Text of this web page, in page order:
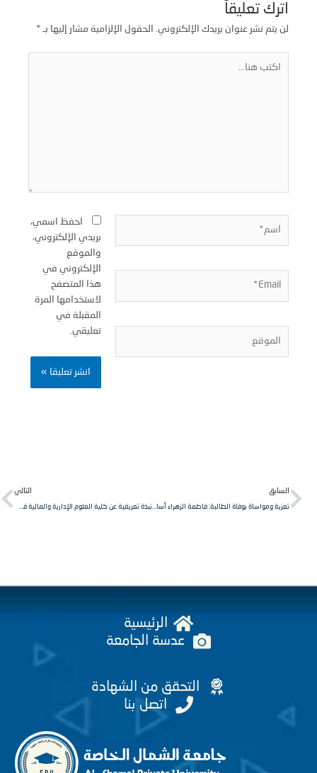
اترك تعليقاً
لن يتم نشر عنوان بريدك الإلكتروني. الحقول الإلزامية مشار إليها بـ
احفظ اسمي،
بريدي الإلكتروني،
والموقع
الإلكتروني في
هذا المتصفح
لاستخدامها المرة
المقبلة في
تعليقي.
تعزية ومواساة بوفاة الطالبة: فاطمة الزهراء أسامة المحمد – قسم اللغة الإنكليزية نبذة تعريفية عن كلية العلوم الإدارية والمالية في جامعة الشمال الخاصة – سوريا
الرئيسية
عدسة الجامعة
التحقق من الشهادة
اتصل بنا